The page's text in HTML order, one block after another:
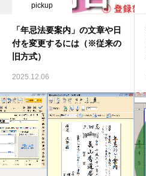
pickup
「年忌法要案内」の文章や日
付を変更するには（※従来の
旧方式）
2025.12.06
印刷系
サラデン
問い合わせ
サラケータイ